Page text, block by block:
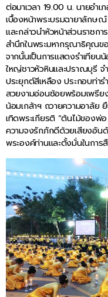
ต่อมาเวลา 19.00 น. นายอำเ
เบื้องหน้าพระบรมฉายาลักษ
และกล่าวนำหัวหน้าส่วนราชก
สำนึกในพระมหากรุณาธิคุณข
จากนั้นเป็นการแสดงรำเทียน
ใหญ่ชาวหัวหินและปราณบุรี
ประยุกต์สีเหลือง ประกอบท่า
สวยงามอ่อนช้อยพร้อมเพรีย
น้อมเกล้าฯ ถวายความอาลัย
เทิดพระเกียรติ “ต้นไม้ของพ่
ความจงรักภักดีด้วยเสียงอัน
พระองค์ท่านและตั้งมั่นในกา